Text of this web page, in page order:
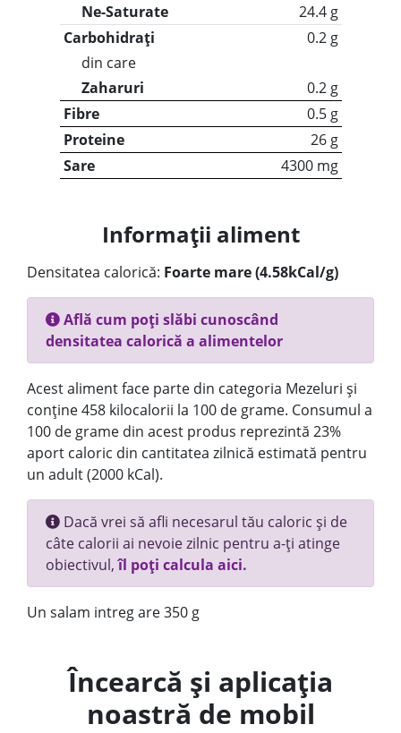
Ne-Saturate
24.4 g
Carbohidrați
0.2 g
din care
Zaharuri
0.2 g
Fibre
0.5 g
Proteine
26 g
Sare
4300 mg
Informații aliment
Densitatea calorică: Foarte mare (4.58kCal/g)
Află cum poți slăbi cunoscând
densitatea calorică a alimentelor
Acest aliment face parte din categoria Mezeluri și
conține 458 kilocalorii la 100 de grame. Consumul a
100 de grame din acest produs reprezintă 23%
aport caloric din cantitatea zilnică estimată pentru
un adult (2000 kCal).
Dacă vrei să afli necesarul tău caloric și de
câte calorii ai nevoie zilnic pentru a-ți atinge
obiectivul,îl poți calcula aici.
Un salam intreg are 350 g
Încearcă și aplicația
noastră de mobil